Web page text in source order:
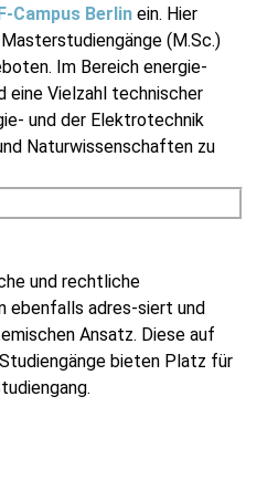
Campus Berlin ein. Hier
(M.Sc.)
Im Bereich energie-
eine Vielzahl technischer
und der Elektrotechnik
Naturwissenschaften zu
und rechtliche
ebenfalls adres-siert und
Ansatz. Diese auf
bieten Platz für